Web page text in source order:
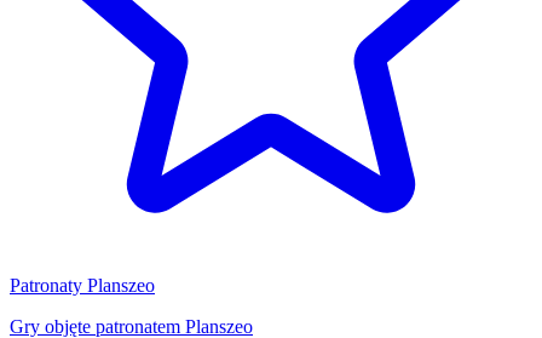
Patronaty Planszeo
Gry objęte patronatem Planszeo